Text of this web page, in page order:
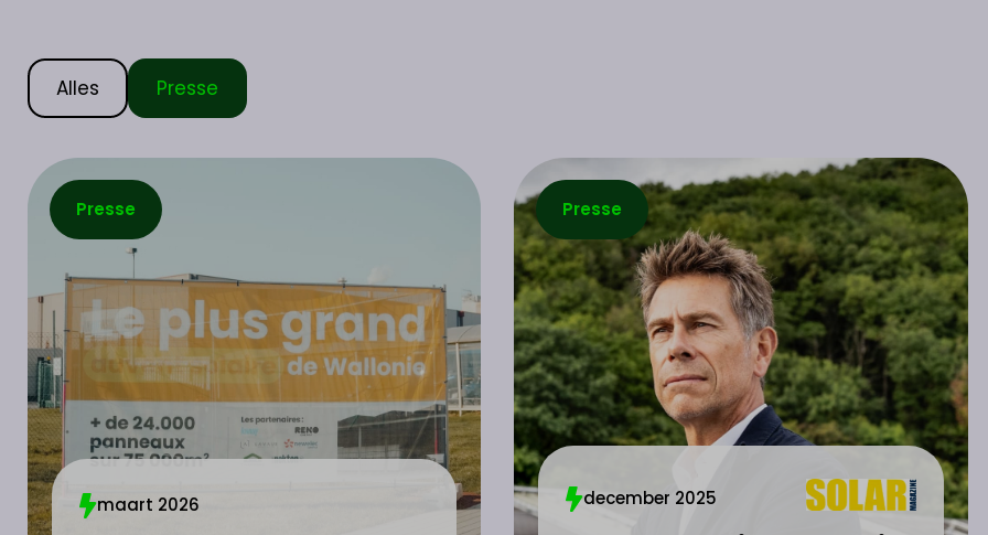
Alles Presse
Presse
maart 2026
Presse
december 2025